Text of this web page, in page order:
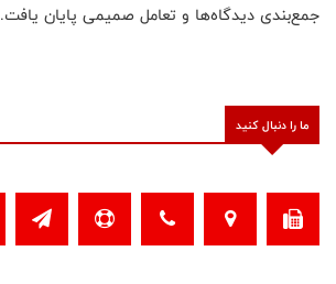
جمع‌بندی دیدگاه‌ها و تعامل صمیمی پایان یافت.
ما را دنبال کنید